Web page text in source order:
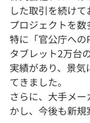
した取引を続け
プロジェクトを数
特に「官公庁への
タブレット2万台
実績があり、景
てきました。
さらに、大手メ
かし、今後も新規